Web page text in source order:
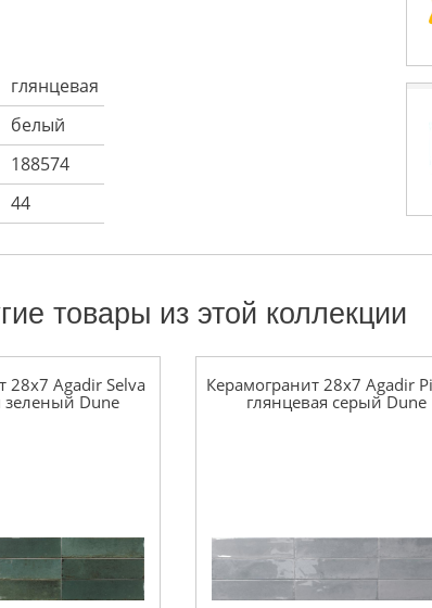
глянцевая
белый
188574
44
товары из этой коллекции
28x7 Agadir Selva
зеленый Dune
Керамогранит 28x7 Agadir
глянцевая серый Dune